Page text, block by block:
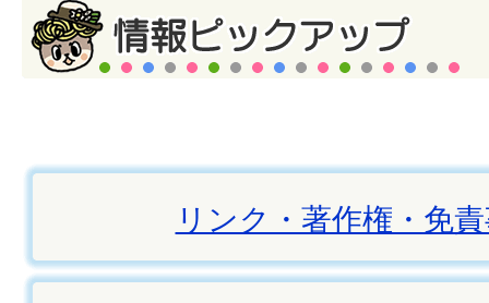
リンク・著作権・免